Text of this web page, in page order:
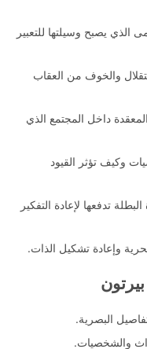
الذي يصبح وسيلتها للتعبير
والخوف من العقاب
داخل المجتمع الذي
وكيف تؤثر القيود
تدفعها لإعادة التفكير
وإعادة تشكيل الذات.
البصرية.
والشخصيات.